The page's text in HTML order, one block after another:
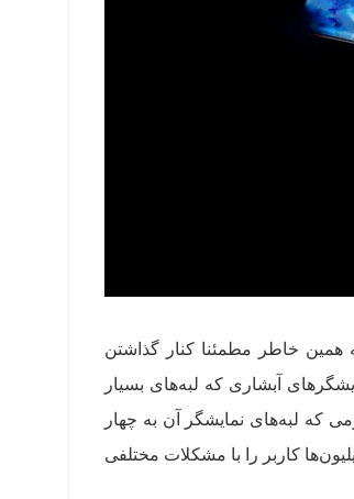
خاطر مطمئنا کنار گذاشتن
آبشاری که لبه‌های بسیار
که لبه‌های نمایشگر آن به چهار
کاربر را با مشکلات مختلفی